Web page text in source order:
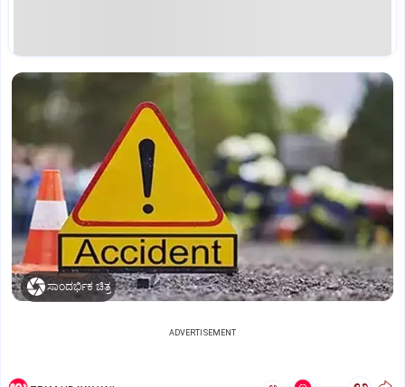
ಸಾಂದರ್ಭಿಕ ಚಿತ್ರ
ADVERTISEMENT